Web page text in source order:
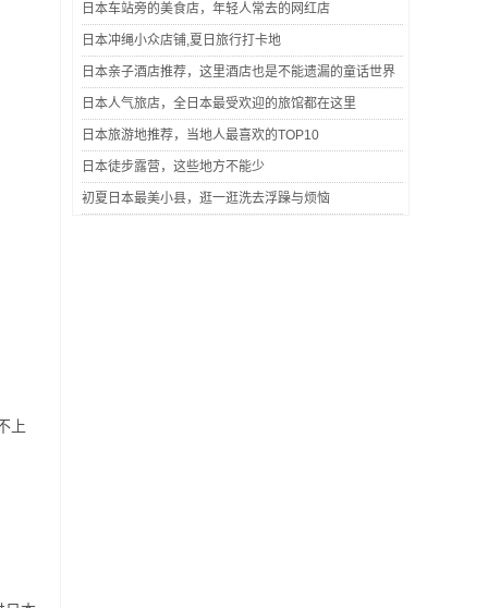
上
日本车站旁的美食店，年轻人常去的网红店
日本冲绳小众店铺,夏日旅行打卡地
日本亲子酒店推荐，这里酒店也是不能遗漏的童话世界
日本人气旅店，全日本最受欢迎的旅馆都在这里
日本旅游地推荐，当地人最喜欢的TOP10
日本徒步露营，这些地方不能少
初夏日本最美小县，逛一逛洗去浮躁与烦恼